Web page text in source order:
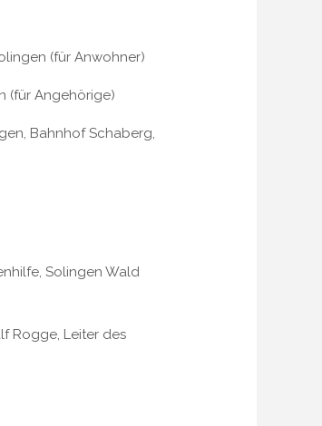
(für Anwohner)
(für Angehörige)
Bahnhof Schaberg,
Solingen Wald
Rogge, Leiter des